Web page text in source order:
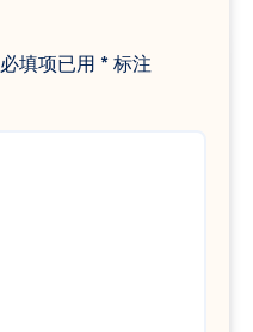
必填项已用 *标注